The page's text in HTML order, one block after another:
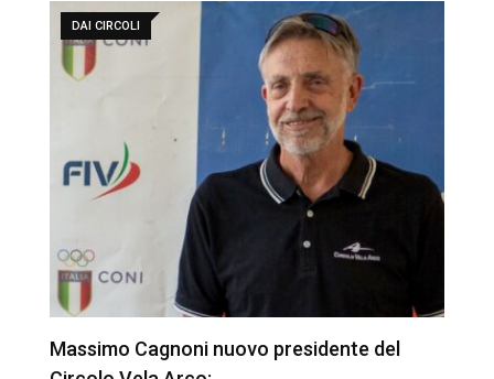
DAI CIRCOLI
Massimo Cagnoni nuovo presidente del